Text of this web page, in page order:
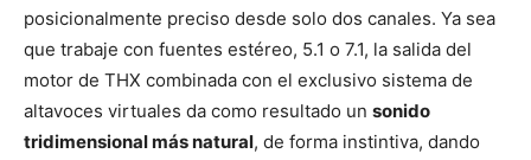
posicionalmente preciso desde solo dos canales. Ya sea
que trabaje con fuentes estéreo, 5.1 o 7.1, la salida del
motor de THX combinada con el exclusivo sistema de
altavoces virtuales da como resultado un sonido
tridimensional más natural, de forma instintiva, dando